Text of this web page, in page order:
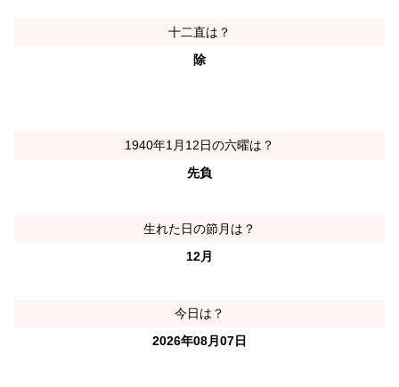
十二直は？
除
1940年1月12日の六曜は？
先負
生れた日の節月は？
12月
今日は？
2026年08月07日